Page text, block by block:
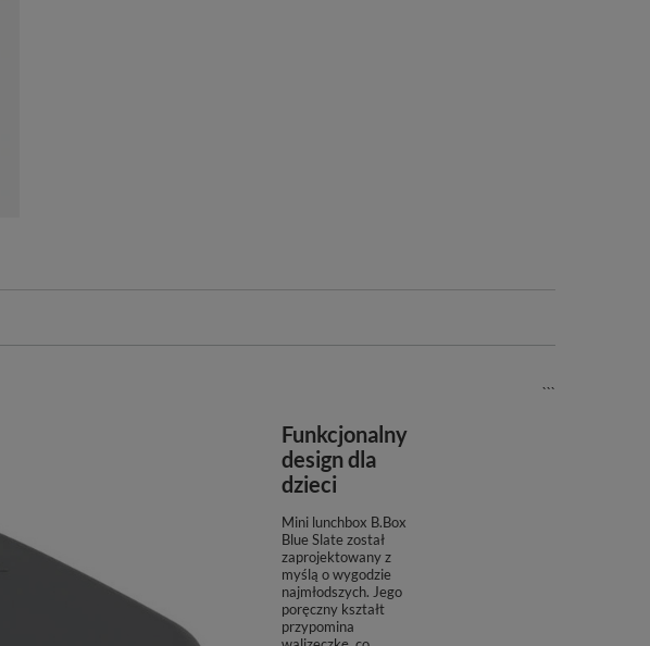
Funkcjonalny
design dla
dzieci
Mini lunchbox B.Box
Blue Slate został
zaprojektowany z
myślą o wygodzie
najmłodszych. Jego
poręczny kształt
przypomina
```